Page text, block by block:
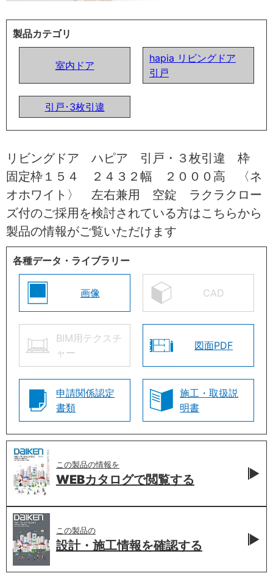
製品カテゴリ
室内ドア
hapia リビングドア
引戸
引戸･3枚引違
リビングドア ハピア 引戸・３枚引違 枠
固定枠１５４ ２４３２幅 ２０００高 〈ネ
オホワイト〉 左右兼用 空錠 ラクラクロー
ズ付のご採用を検討されている方はこちらから
製品の情報がご覧いただけます
各種データ・ライブラリー
画像 CAD
BIM用テクスチ
ャー
図面PDF
申請関係認定
書類
施工・取扱説
明書
この製品の情報を
WEBカタログで閲覧する
この製品の
設計・施工情報を確認する